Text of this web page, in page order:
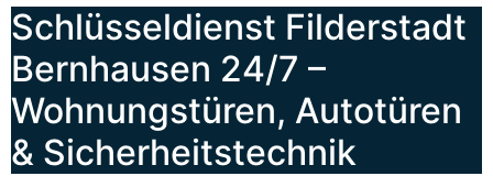
Schlüsseldienst Filderstadt
Bernhausen 24/7 –
Wohnungstüren, Autotüren
& Sicherheitstechnik